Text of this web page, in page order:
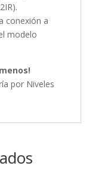
conexión a
modelo
por Niveles